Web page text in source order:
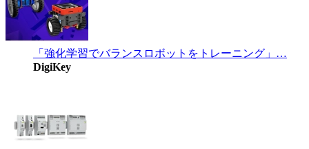
「強化学習でバランスロボットをトレーニング」…
DigiKey